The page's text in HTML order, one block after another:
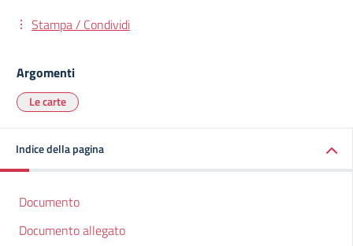
Stampa / Condividi
Argomenti
Le carte
Indice della pagina
Documento
Documento allegato